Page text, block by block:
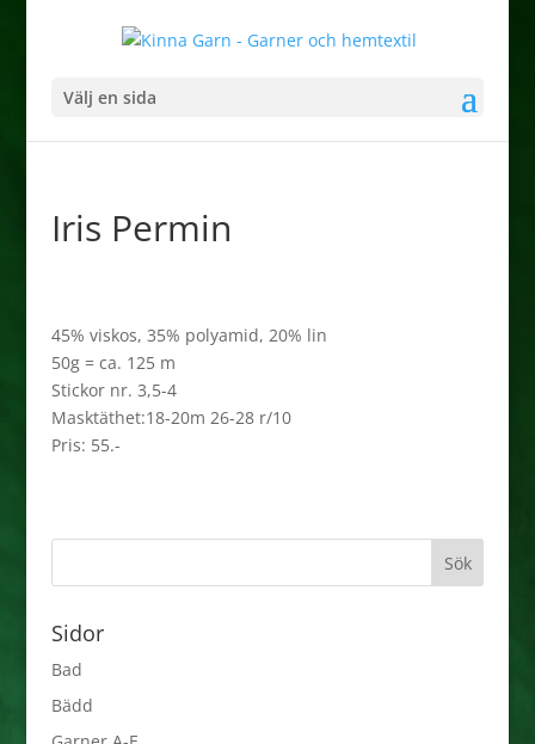
Välj en sida
Iris Permin
45% viskos, 35% polyamid, 20% lin
50g = ca. 125 m
Stickor nr. 3,5-4
Masktäthet:18-20m 26-28 r/10
Pris: 55.-
Sidor
Bad
Bädd